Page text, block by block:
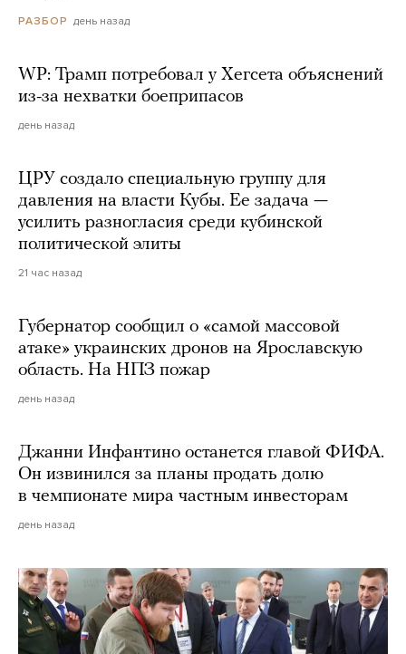
РАЗБОР день назад
WP: Трамп потребовал у Хегсета объяснений
из-за нехватки боеприпасов
день назад
ЦРУ создало специальную группу для
давления на власти Кубы. Ее задача —
усилить разногласия среди кубинской
политической элиты
21 час назад
Губернатор сообщил о «самой массовой
атаке» украинских дронов на Ярославскую
область. На НПЗ пожар
день назад
Джанни Инфантино останется главой ФИФА.
Он извинился за планы продать долю
в чемпионате мира частным инвесторам
день назад